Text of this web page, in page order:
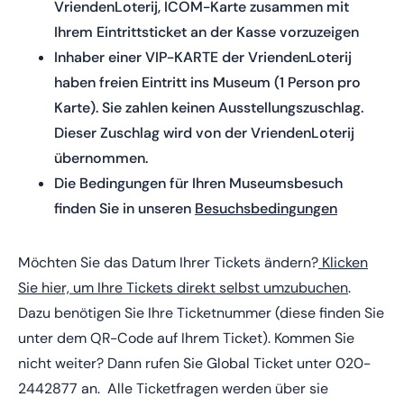
VriendenLoterij, ICOM-Karte zusammen mit
Ihrem Eintrittsticket an der Kasse vorzuzeigen
Inhaber einer VIP-KARTE der VriendenLoterij
haben freien Eintritt ins Museum (1 Person pro
Karte). Sie zahlen keinen Ausstellungszuschlag.
Dieser Zuschlag wird von der VriendenLoterij
übernommen.
Die Bedingungen für Ihren Museumsbesuch
finden Sie in unseren Besuchsbedingungen
Möchten Sie das Datum Ihrer Tickets ändern? Klicken
Sie hier, um Ihre Tickets direkt selbst umzubuchen.
Dazu benötigen Sie Ihre Ticketnummer (diese finden Sie
unter dem QR-Code auf Ihrem Ticket). Kommen Sie
nicht weiter? Dann rufen Sie Global Ticket unter020-
2442877 an. Alle Ticketfragen werden über sie